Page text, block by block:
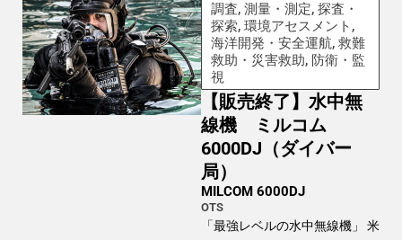
調査, 測量・測定, 探査・
探索, 環境アセスメント,
海洋開発・安全運航, 救難
救助・災害救助, 防衛・監
視
【販売終了】水中無
線機 ミルコム
6000DJ（ダイバー
局）
MILCOM 6000DJ
OTS
「最強レベルの水中無線機」 米